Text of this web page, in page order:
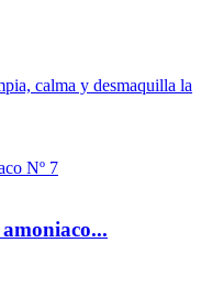
calma y desmaquilla la